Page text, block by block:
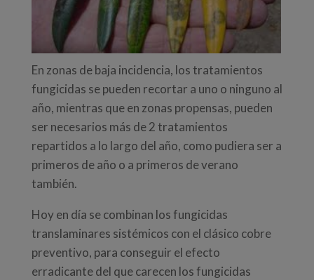
En zonas de baja incidencia, los tratamientos
fungicidas se pueden recortar a uno o ninguno al
año, mientras que en zonas propensas, pueden
ser necesarios más de 2 tratamientos
repartidos a lo largo del año, como pudiera ser a
primeros de año o a primeros de verano
también.
Hoy en día se combinan los fungicidas
translaminares sistémicos con el clásico cobre
preventivo, para conseguir el efecto
erradicante del que carecen los fungicidas